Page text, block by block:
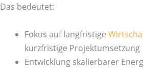
Das bedeutet:
Fokus auf langfristige
kurzfristige Projektumsetzung
Entwicklung skalierbarer